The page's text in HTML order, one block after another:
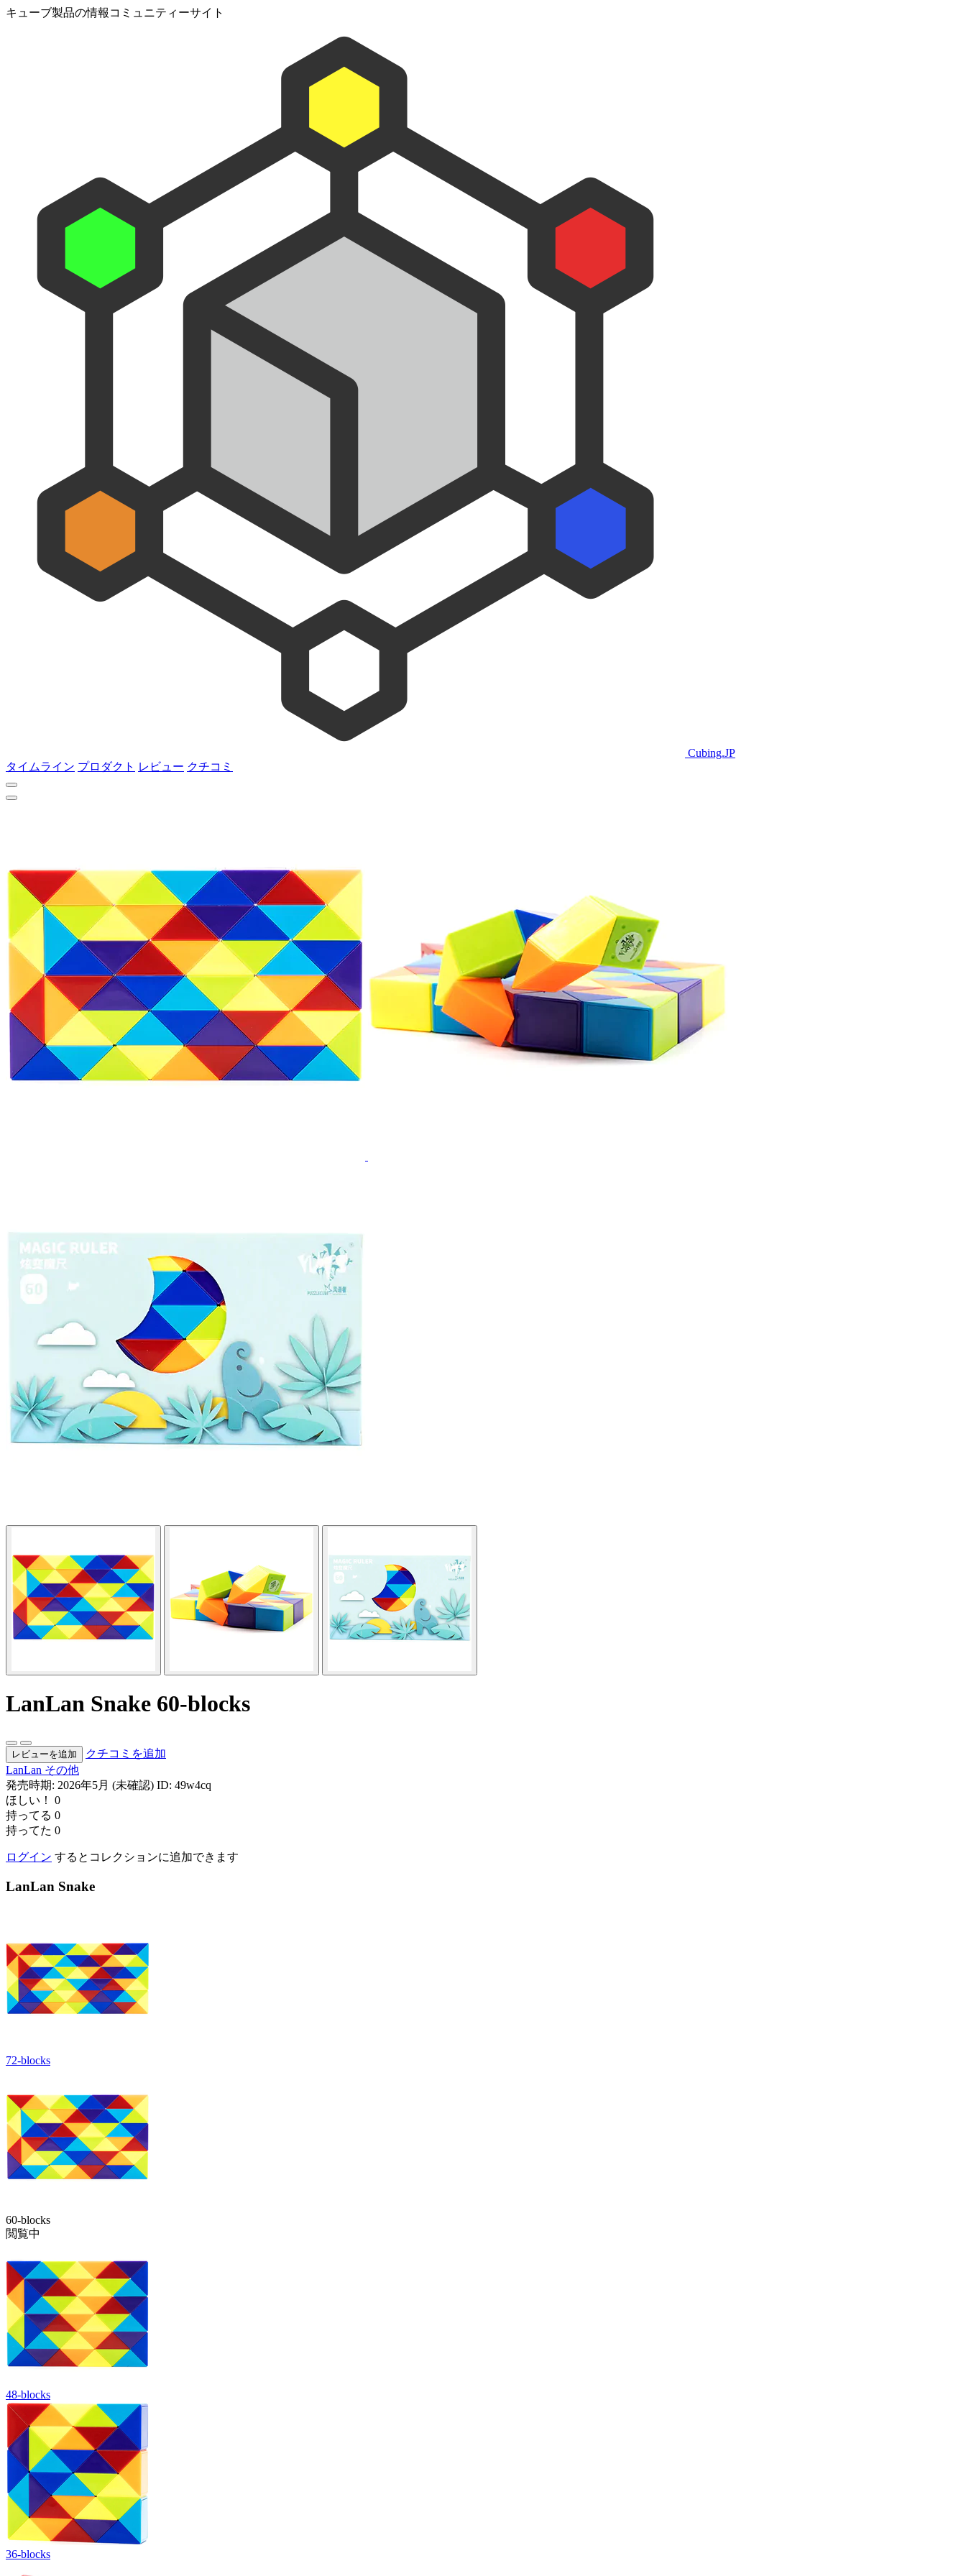
キューブ製品の情報コミュニティーサイト
Cubing.JP
タイムライン プロダクト レビュー クチコミ
LanLan Snake 60-blocks
レビューを追加
クチコミを追加
LanLan その他
発売時期: 2026年5月 (未確認) ID: 49w4cq
ほしい！
0
持ってる 0
持ってた 0
ログイン するとコレクションに追加できます
LanLan Snake
72-blocks
60-blocks
閲覧中
48-blocks
36-blocks